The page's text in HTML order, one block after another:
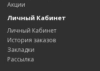
Акции
Личный Кабинет
Личный Кабинет
История заказов
Закладки
Рассылка